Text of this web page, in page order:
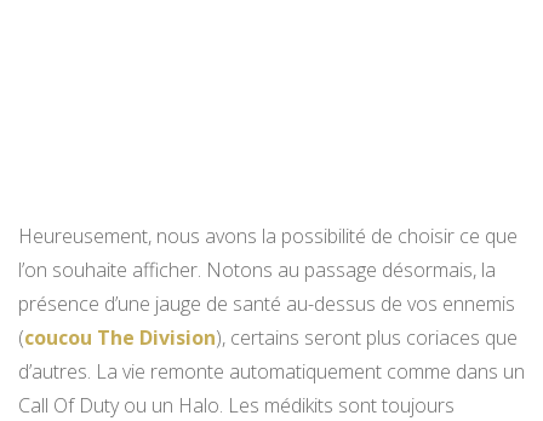
Heureusement, nous avons la possibilité de choisir ce que
l’on souhaite afficher. Notons au passage désormais, la
présence d’une jauge de santé au-dessus de vos ennemis
(coucou The Division), certains seront plus coriaces que
d’autres. La vie remonte automatiquement comme dans un
Call Of Duty ou un Halo. Les médikits sont toujours